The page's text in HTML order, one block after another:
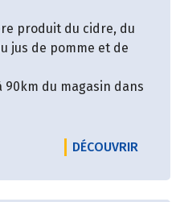
produit du cidre, du
jus de pomme et de
90km du magasin dans
DÉCOUVRIR